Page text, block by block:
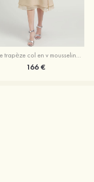
Robe trapèze col en v mousseline longueur mollet robe de mère de la mariée avec perle
166 €